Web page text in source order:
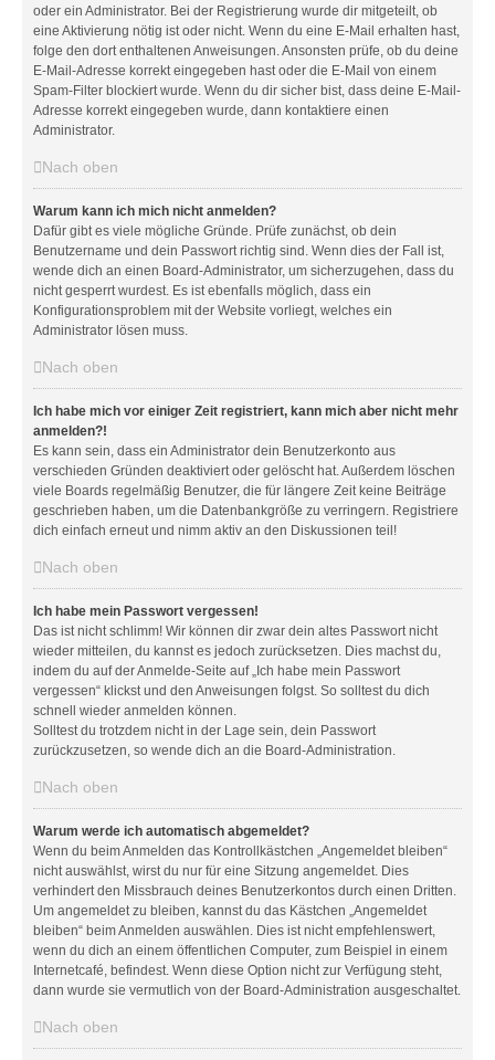
oder ein Administrator. Bei der Registrierung wurde dir mitgeteilt, ob
eine Aktivierung nötig ist oder nicht. Wenn du eine E-Mail erhalten hast,
folge den dort enthaltenen Anweisungen. Ansonsten prüfe, ob du deine
E-Mail-Adresse korrekt eingegeben hast oder die E-Mail von einem
Spam-Filter blockiert wurde. Wenn du dir sicher bist, dass deine E-Mail-
Adresse korrekt eingegeben wurde, dann kontaktiere einen
Administrator.
Nach oben
Warum kann ich mich nicht anmelden?
Dafür gibt es viele mögliche Gründe. Prüfe zunächst, ob dein
Benutzername und dein Passwort richtig sind. Wenn dies der Fall ist,
wende dich an einen Board-Administrator, um sicherzugehen, dass du
nicht gesperrt wurdest. Es ist ebenfalls möglich, dass ein
Konfigurationsproblem mit der Website vorliegt, welches ein
Administrator lösen muss.
Nach oben
Ich habe mich vor einiger Zeit registriert, kann mich aber nicht mehr
anmelden?!
Es kann sein, dass ein Administrator dein Benutzerkonto aus
verschieden Gründen deaktiviert oder gelöscht hat. Außerdem löschen
viele Boards regelmäßig Benutzer, die für längere Zeit keine Beiträge
geschrieben haben, um die Datenbankgröße zu verringern. Registriere
dich einfach erneut und nimm aktiv an den Diskussionen teil!
Nach oben
Ich habe mein Passwort vergessen!
Das ist nicht schlimm! Wir können dir zwar dein altes Passwort nicht
wieder mitteilen, du kannst es jedoch zurücksetzen. Dies machst du,
indem du auf der Anmelde-Seite auf „Ich habe mein Passwort
vergessen“ klickst und den Anweisungen folgst. So solltest du dich
schnell wieder anmelden können.
Solltest du trotzdem nicht in der Lage sein, dein Passwort
zurückzusetzen, so wende dich an die Board-Administration.
Nach oben
Warum werde ich automatisch abgemeldet?
Wenn du beim Anmelden das Kontrollkästchen „Angemeldet bleiben“
nicht auswählst, wirst du nur für eine Sitzung angemeldet. Dies
verhindert den Missbrauch deines Benutzerkontos durch einen Dritten.
Um angemeldet zu bleiben, kannst du das Kästchen „Angemeldet
bleiben“ beim Anmelden auswählen. Dies ist nicht empfehlenswert,
wenn du dich an einem öffentlichen Computer, zum Beispiel in einem
Internetcafé, befindest. Wenn diese Option nicht zur Verfügung steht,
dann wurde sie vermutlich von der Board-Administration ausgeschaltet.
Nach oben